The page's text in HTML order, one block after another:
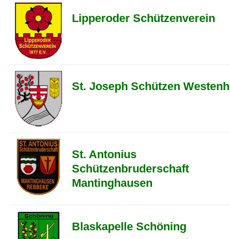
Lipperoder Schützenverein
St. Joseph Schützen
St. Antonius
Schützenbruderschaft
Mantinghausen
Blaskapelle Schöning